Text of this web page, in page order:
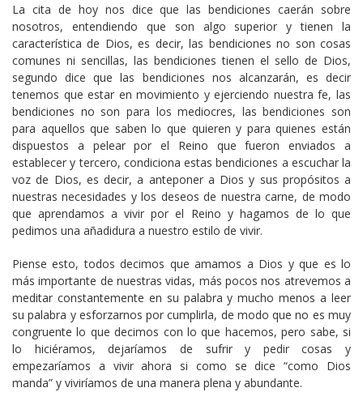
La cita de hoy nos dice que las bendiciones caerán sobre
nosotros, entendiendo que son algo superior y tienen la
característica de Dios, es decir, las bendiciones no son cosas
comunes ni sencillas, las bendiciones tienen el sello de Dios,
segundo dice que las bendiciones nos alcanzarán, es decir
tenemos que estar en movimiento y ejerciendo nuestra fe, las
bendiciones no son para los mediocres, las bendiciones son
para aquellos que saben lo que quieren y para quienes están
dispuestos a pelear por el Reino que fueron enviados a
establecer y tercero, condiciona estas bendiciones a escuchar la
voz de Dios, es decir, a anteponer a Dios y sus propósitos a
nuestras necesidades y los deseos de nuestra carne, de modo
que aprendamos a vivir por el Reino y hagamos de lo que
pedimos una añadidura a nuestro estilo de vivir.
Piense esto, todos decimos que amamos a Dios y que es lo
más importante de nuestras vidas, más pocos nos atrevemos a
meditar constantemente en su palabra y mucho menos a leer
su palabra y esforzarnos por cumplirla, de modo que no es muy
congruente lo que decimos con lo que hacemos, pero sabe, si
lo hiciéramos, dejaríamos de sufrir y pedir cosas y
empezaríamos a vivir ahora si como se dice “como Dios
manda” y viviríamos de una manera plena y abundante.